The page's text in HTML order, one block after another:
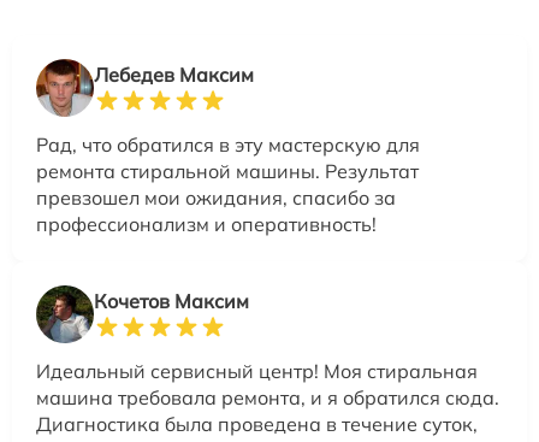
Лебедев Максим
Рад, что обратился в эту мастерскую для
ремонта стиральной машины. Результат
превзошел мои ожидания, спасибо за
профессионализм и оперативность!
Кочетов Максим
Идеальный сервисный центр! Моя стиральная
машина требовала ремонта, и я обратился сюда.
Диагностика была проведена в течение суток,